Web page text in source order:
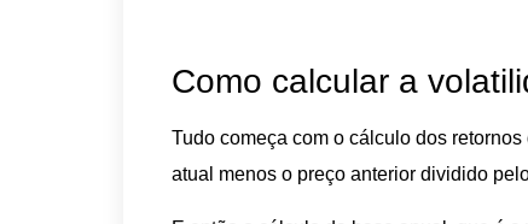
Como calcular a
Tudo começa com o cálculo dos
atual menos o preço anterior dividido